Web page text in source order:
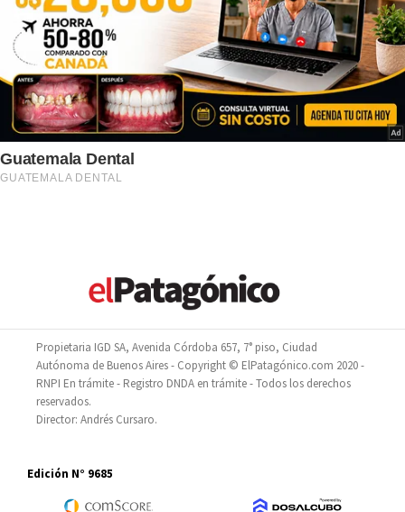
Propietaria IGD SA, Avenida Córdoba 657, 7° piso, Ciudad
Autónoma de Buenos Aires - Copyright © ElPatagónico.com 2020 -
RNPI En trámite - Registro DNDA en trámite - Todos los derechos
reservados.
Director: Andrés Cursaro.
Edición N° 9685